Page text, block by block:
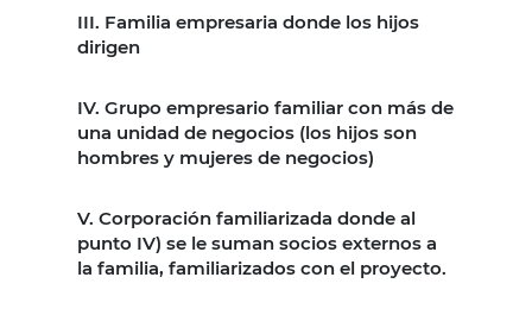
III. Familia empresaria donde los hijos
dirigen
IV. Grupo empresario familiar con más de
una unidad de negocios (los hijos son
hombres y mujeres de negocios)
V. Corporación familiarizada donde al
punto IV) se le suman socios externos a
la familia, familiarizados con el proyecto.